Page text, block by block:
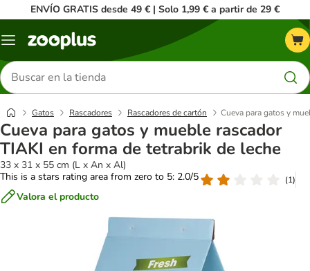
ENVÍO GRATIS desde 49 € | Solo 1,99 € a partir de 29 €
Menú
Buscar
productos
Gatos Rascadores Rascadores de cartón Cueva para gatos y
Cueva para gatos y mueble rascador
TIAKI en forma de tetrabrik de leche
33 x 31 x 55 cm (L x An x Al)
This is a stars rating area from zero to 5: 2.0/5
(1)
Valora el producto